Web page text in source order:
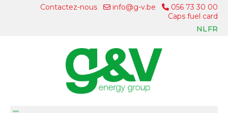
Contactez-nous info@g-v.be
056 73 30 00
Caps fuel card
NLFR